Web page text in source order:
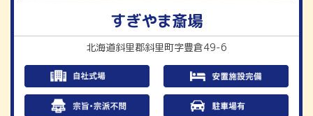
すぎやま斎場
北海道斜里郡斜里町字豊倉49-6